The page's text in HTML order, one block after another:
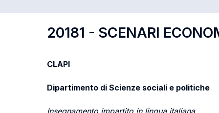
20181 - SCENARI
CLAPI
Dipartimento di Scienze sociali e politiche
Insegnamento impartito in lingua italiana